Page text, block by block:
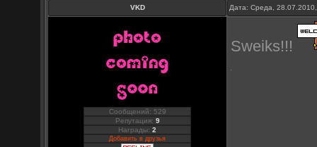
VKD Дата: Среда,
Сообщений: 529
Репутация: 9
Награды:2
Добавить в друзья
Sweiks!!!